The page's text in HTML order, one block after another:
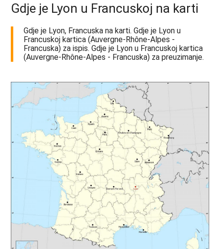
Gdje je Lyon u Francuskoj na karti
Gdje je Lyon, Francuska na karti. Gdje je Lyon u
Francuskoj kartica (Auvergne-Rhône-Alpes -
Francuska) za ispis. Gdje je Lyon u Francuskoj kartica
(Auvergne-Rhône-Alpes - Francuska) za preuzimanje.